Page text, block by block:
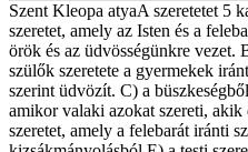
Szent Kleopa atyaA szeretetet 5
szeretet, amely az Isten és a
örök és az üdvösségünkre vezet.
szülők szeretete a gyermekek
szerint üdvözít. C) a
amikor valaki azokat szereti,
szeretet, amely a felebarát iránti